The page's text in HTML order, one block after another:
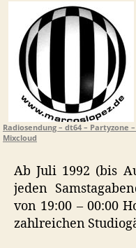
Radiosendung – dt64 – Partyzone
Mixcloud
Ab Juli 1992 (bis
jeden
von 19:00 – 00:00
zahlreichen